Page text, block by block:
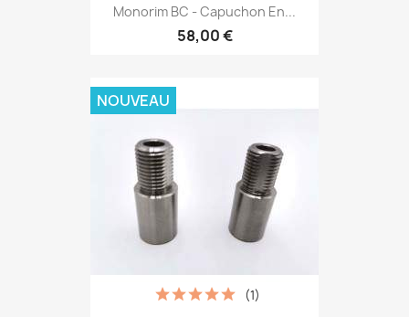
Monorim BC - Capuchon En...
58,00 €
(1)
NOUVEAU